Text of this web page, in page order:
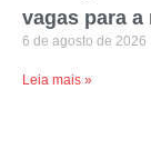
vagas para a
6 de agosto de 2026
Leia mais »